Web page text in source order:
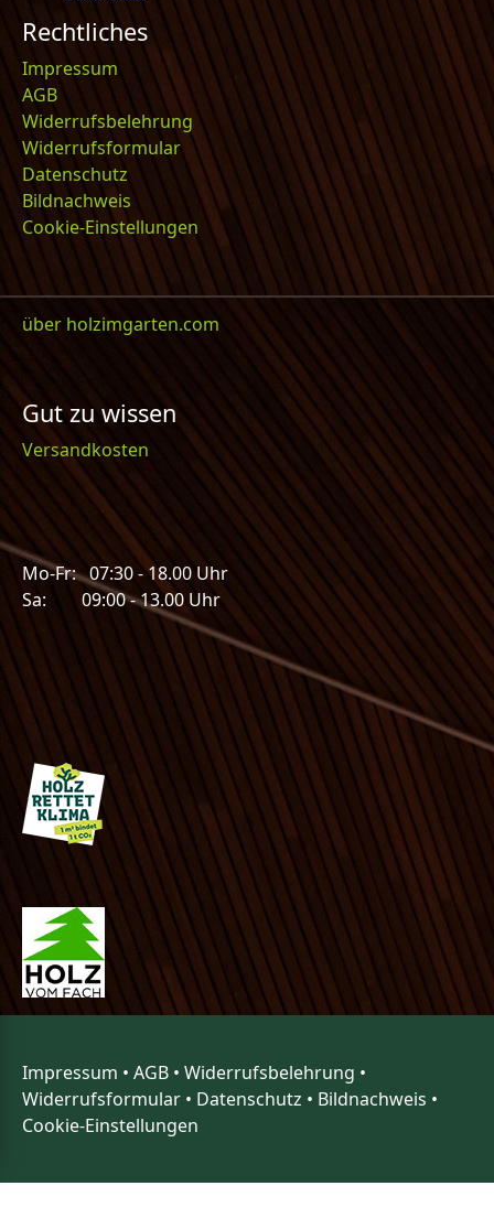
Rechtliches
Impressum
AGB
Widerrufsbelehrung
Widerrufsformular
Datenschutz
Bildnachweis
Cookie-Einstellungen
über holzimgarten.com
Gut zu wissen
Versandkosten
Mo-Fr: 07:30 - 18.00 Uhr
Sa: 09:00 - 13.00 Uhr
Impressum • AGB • Widerrufsbelehrung •
Widerrufsformular • Datenschutz • Bildnachweis •
Cookie-Einstellungen